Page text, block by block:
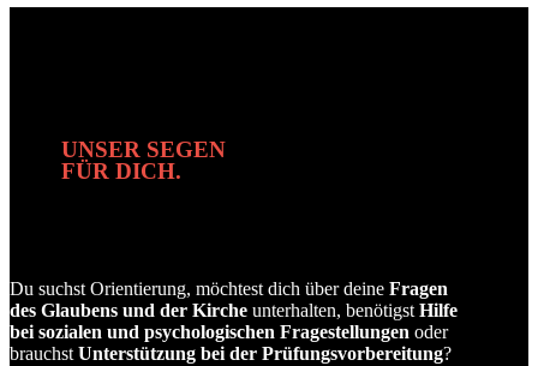
UNSER SEGEN
FÜR DICH.
Du suchst Orientierung, möchtest dich über deine Fragen
des Glaubens und der Kirche unterhalten, benötigst Hilfe
bei sozialen und psychologischen Fragestellungen oder
brauchst Unterstützung bei der Prüfungsvorbereitung?